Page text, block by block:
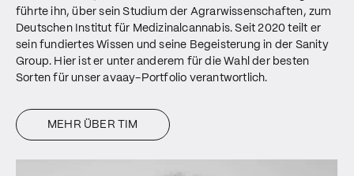
führte ihn, über sein Studium der Agrarwissenschaften, zum
Deutschen Institut für Medizinalcannabis. Seit 2020 teilt er
sein fundiertes Wissen und seine Begeisterung in der Sanity
Group. Hier ist er unter anderem für die Wahl der besten
Sorten für unser avaay-Portfolio verantwortlich.
MEHR ÜBER TIM